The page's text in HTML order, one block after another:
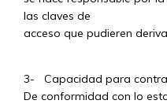
las claves de
acceso que pudieren
3- Capacidad para
De conformidad con lo